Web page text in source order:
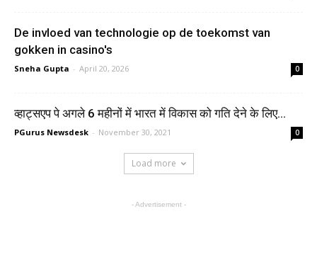
De invloed van technologie op de toekomst van
gokken in casino's
Sneha Gupta - April 20, 2026 0
व्हाट्सएप पे अगले 6 महीनों में भारत में विकास को गति देने के लिए...
PGurus Newsdesk - November 30, 2021 0
Load more
- Advertisement -